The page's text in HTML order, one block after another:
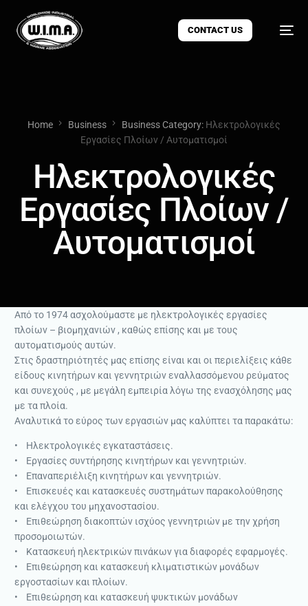
CONTACT US
Home Business Business Category: Ηλεκτρολογικές
Εργασίες Πλοίων / Αυτοματισμοί
Ηλεκτρολογικές
Εργασίες Πλοίων /
Αυτοματισμοί
Από το 1974 ασχολούμαστε με ηλεκτρολογικές εργασίες
πλοίων – βιομηχανιών , καθώς επίσης και με τους
αυτοματισμούς αυτών.
Στις δραστηριότητές μας επίσης είναι και οι περιελίξεις κάθε
είδους κινητήρων και γεννητριών εναλλασσόμενου ρεύματος
και συνεχούς , με μεγάλη εμπειρία λόγω της ενασχόλησης μας
με τα πλοία.
Αναλυτικά το εύρος των εργασιών μας καλύπτει τα παρακάτω:
• Ηλεκτρολογικές εγκαταστάσεις.
• Εργασίες συντήρησης κινητήρων και γεννητριών.
• Επαναπεριέλιξη κινητήρων και γεννητριών.
• Επισκευές και κατασκευές συστημάτων παρακολούθησης
και ελέγχου του μηχανοστασίου.
• Επιθεώρηση διακοπτών ισχύος γεννητριών με την χρήση
προσομοιωτών.
• Κατασκευή ηλεκτρικών πινάκων για διαφορές εφαρμογές.
• Επιθεώρηση και κατασκευή κλιματιστικών μονάδων
εργοστασίων και πλοίων.
• Επιθεώρηση και κατασκευή ψυκτικών μονάδων